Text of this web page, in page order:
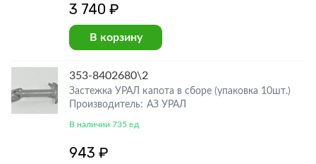
3 740 ₽
В корзину
353-8402680\2
Застежка УРАЛ капота в сборе (упаковка 10шт.)
Производитель: АЗ УРАЛ
В наличии 735 ед
943 ₽